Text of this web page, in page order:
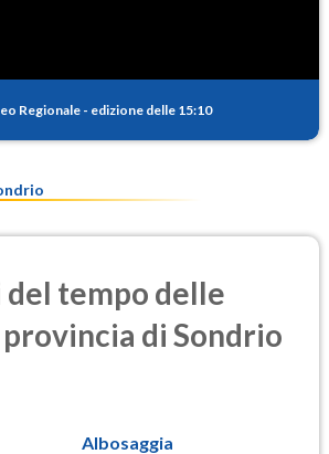
Regionale - edizione delle 15:10
tempo delle
di Sondrio
Albosaggia